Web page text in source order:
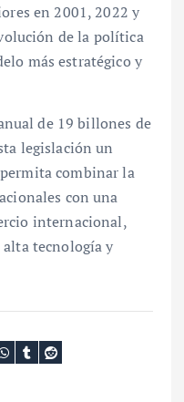
en 2001, 2022 y
de la política
más estratégico y
de 19 billones de
legislación un
combinar la
con una
internacional,
alta tecnología y